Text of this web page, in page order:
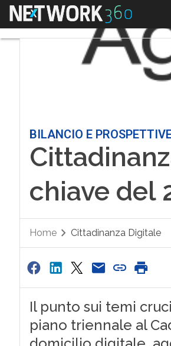
Menu
BILANCIO E
chiave del
Home Cittadinanza Digitale
Il punto sui temi
piano triennale al